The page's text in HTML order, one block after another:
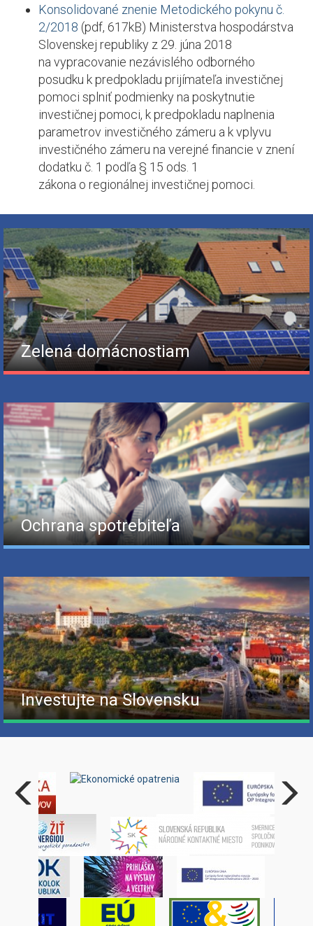
Konsolidované znenie Metodického pokynu č.
2/2018 (pdf, 617kB) Ministerstva hospodárstva
Slovenskej republiky z 29. júna 2018
na vypracovanie nezávislého odborného
posudku k predpokladu prijímateľa investičnej
pomoci splniť podmienky na poskytnutie
investičnej pomoci, k predpokladu naplnenia
parametrov investičného zámeru a k vplyvu
investičného zámeru na verejné financie v znení
dodatku č. 1 podľa § 15 ods. 1
zákona o regionálnej investičnej pomoci.
Zelená domácnostiam
Ochrana spotrebiteľa
Investujte na Slovensku